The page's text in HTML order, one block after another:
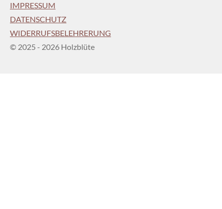
IMPRESSUM
DATENSCHUTZ
WIDERRUFSBELEHRERUNG
© 2025 - 2026 Holzblüte